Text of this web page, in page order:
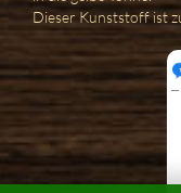
Dieser Kunststoff ist